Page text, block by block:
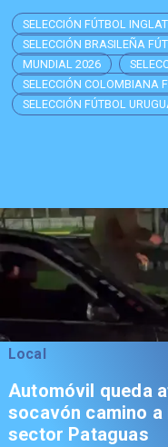
SELECCIÓN FÚTBOL
SELECCIÓN BRASILEÑA
MUNDIAL 2026
SELECCIÓN COLOMBIANA
SELECCIÓN FÚTBOL
Local
Automóvil queda
socavón camino a
sector Pataguas